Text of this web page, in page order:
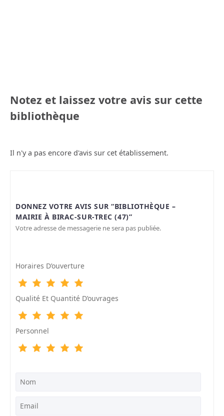
Notez et laissez votre avis sur cette
bibliothèque
Il n'y a pas encore d'avis sur cet établissement.
DONNEZ VOTRE AVIS SUR “BIBLIOTHÈQUE –
MAIRIE À BIRAC-SUR-TREC (47)”
Votre adresse de messagerie ne sera pas publiée.
Horaires D’ouverture
Qualité Et Quantité D’ouvrages
Personnel